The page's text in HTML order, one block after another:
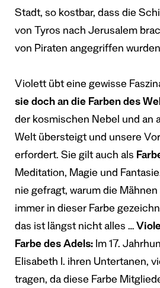
Stadt, so kostbar, dass die
von Tyros nach Jerusalem
von Piraten angegriffen
Violett übt eine gewisse
sie doch an die Farben des
der kosmischen Nebel und an
Welt übersteigt und unsere
erfordert. Sie gilt auch als
Meditation, Magie und
nie gefragt, warum die
immer in dieser Farbe
das ist längst nicht alles …
Farbe des Adels: Im 17.
Elisabeth I. ihren Untertanen,
tragen, da diese Farbe